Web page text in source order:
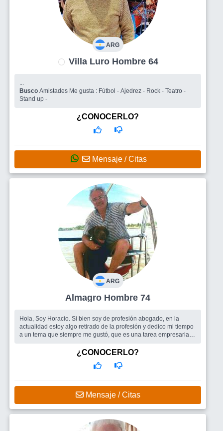
ARG
Villa Luro Hombre 64
Busco Amistades Me gusta : Fútbol - Ajedrez - Rock - Teatro -
Stand up -
¿CONOCERLO?
Mensaje / Citas
ARG
Almagro Hombre 74
Hola, Soy Horacio. Si bien soy de profesión abogado, en la
actualidad estoy algo retirado de la profesión y dedico mi tiempo
a un tema que siempre me gustó, que es una tarea empresaria.
Que sea inteligentemente aceptable. Con la que pueda compartir
o disentir sobre las formas de la vida, pero siempre estar de
¿CONOCERLO?
Mensaje / Citas